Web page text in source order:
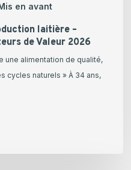
en avant
laitière –
de Valeur 2026
une alimentation de qualité,
cycles naturels » À 34 ans,